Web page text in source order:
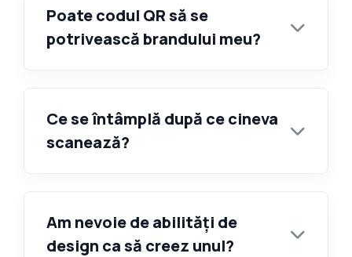
Poate codul QR să se
potrivească brandului meu?
Ce se întâmplă după ce cineva
scanează?
Am nevoie de abilități de
design ca să creez unul?